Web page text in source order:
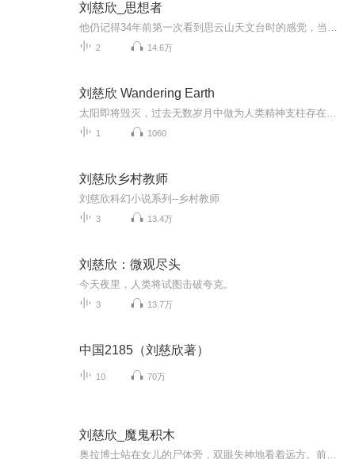
刘慈欣_思想者
2 14.6万
刘慈欣 Wandering Earth
1 1060
刘慈欣乡村教师
刘慈欣科幻小说系列--乡村教师
3 13.4万
刘慈欣：微观尽头
今天夜里，人类将试图击破夸克。
3 13.7万
中国2185（刘慈欣著）
10 70万
刘慈欣_魔鬼积木